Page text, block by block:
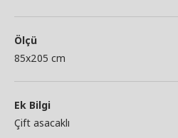
Ölçü
85x205 cm
Ek Bilgi
Çift asacaklı